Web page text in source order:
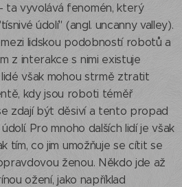
ta vyvolává fenomén, který
údolí" (angl. uncanny valley).
lidskou podobností robotů a
z interakce s nimi existuje
však mohou strmě ztratit
kdy jsou roboti téměř
zdají být děsiví a tento propad
Pro mnoho dalších lidí je však
tím, co jim umožňuje se cítit se
ženou. Někdo jde až
ožení, jako například